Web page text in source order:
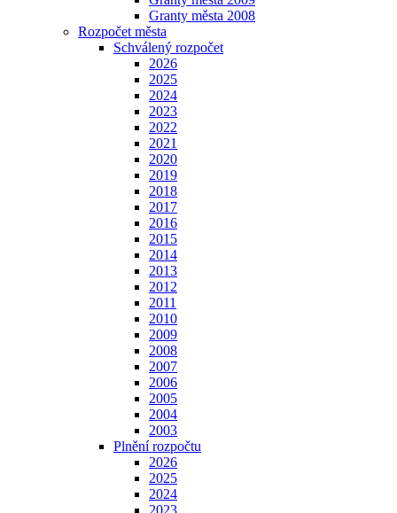
Granty města 2008
Rozpočet města
Schválený rozpočet
2026
2025
2024
2023
2022
2021
2020
2019
2018
2017
2016
2015
2014
2013
2012
2011
2010
2009
2008
2007
2006
2005
2004
2003
Plnění rozpočtu
2026
2025
2024
2023